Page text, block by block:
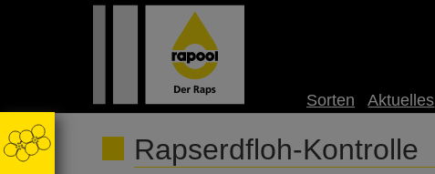
Sorten Aktuelles
Rapserdfloh-Kontrolle